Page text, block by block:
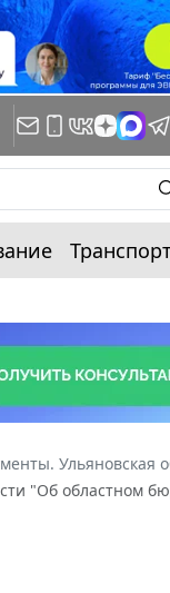
Ульяновская
"Об областном